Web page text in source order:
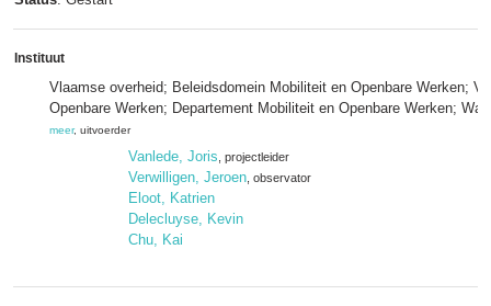
Instituut
Vlaamse overheid; Beleidsdomein Mobiliteit en Openbare Werken;
Openbare Werken; Departement Mobiliteit en Openbare Werken;
meer, uitvoerder
Vanlede, Joris , projectleider
Verwilligen, Jeroen , observator
Eloot, Katrien
Delecluyse, Kevin
Chu, Kai